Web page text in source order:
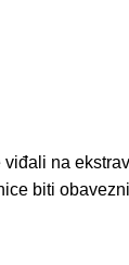
na
biti